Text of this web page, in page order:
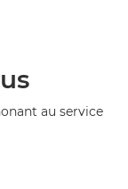
au service